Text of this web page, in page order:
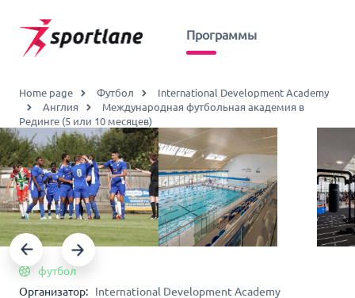
Программы
Home page Футбол
International Development Academy
Англия
Международная футбольная академия в
Рединге (5 или 10 месяцев)
футбол
Организатор:
International Development Academy